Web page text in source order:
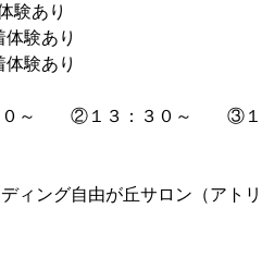
体験あり
験あり
体験あり
３０～ ②１３：３０～ ③１
グ自由が丘サロン（アトリ